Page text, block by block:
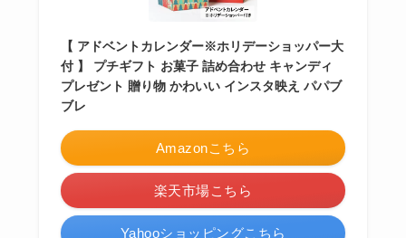
【 アドベントカレンダー※ホリデーショッパー大
付 】 プチギフト お菓子 詰め合わせ キャンディ
プレゼント 贈り物 かわいい インスタ映え パパブ
ブレ
Amazonこちら
楽天市場こちら
Yahooショッピングこちら